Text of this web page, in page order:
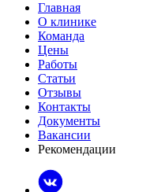
Главная
О клинике
Команда
Цены
Работы
Статьи
Отзывы
Контакты
Документы
Вакансии
Рекомендации